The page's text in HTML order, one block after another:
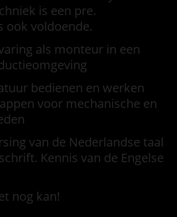
is een pre.
ook voldoende.
als monteur in een
bedienen en werken
voor mechanische en
van de Nederlandse taal
Kennis van de Engelse
nog kan!